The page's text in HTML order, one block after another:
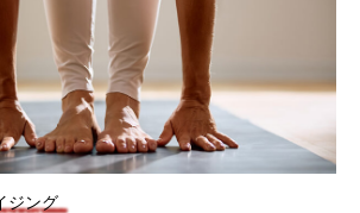
モリブデン ヨウ素
亜鉛・銅 免疫 口腔内環境
糖質 糖質・血糖値
腸内環境
ジング